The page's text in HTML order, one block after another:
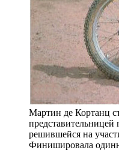
Мартин де Кортанц
представительницей
решившейся на
Финишировала